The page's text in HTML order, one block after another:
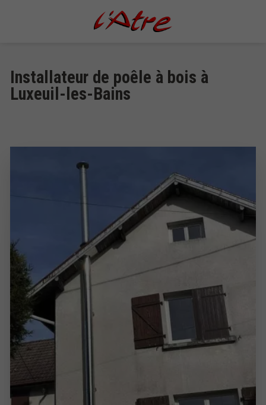
Installateur de poêle à bois à
Luxeuil-les-Bains